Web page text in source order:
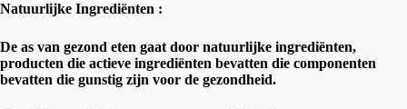
Natuurlijke Ingrediënten :
De as van gezond eten gaat door natuurlijke ingrediënten,
producten die actieve ingrediënten bevatten die componenten
bevatten die gunstig zijn voor de gezondheid.